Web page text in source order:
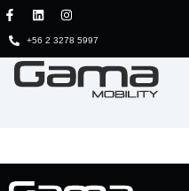
+56 2 3278 5997